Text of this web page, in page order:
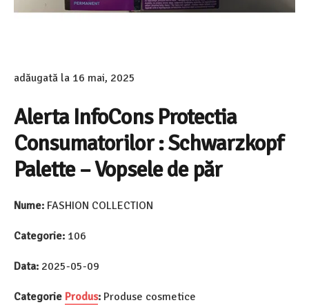
adăugată la 16 mai, 2025
Alerta InfoCons Protectia
Consumatorilor : Schwarzkopf
Palette – Vopsele de păr
Nume: FASHION COLLECTION
Categorie: 106
Data: 2025-05-09
Categorie Produs: Produse cosmetice